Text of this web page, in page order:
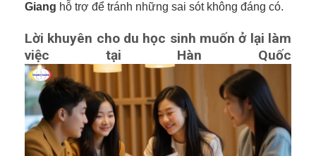
Giang hỗ trợ để tránh những sai sót không đáng có.
Lời khuyên cho du học sinh muốn ở lại làm
việc tại Hàn Quốc